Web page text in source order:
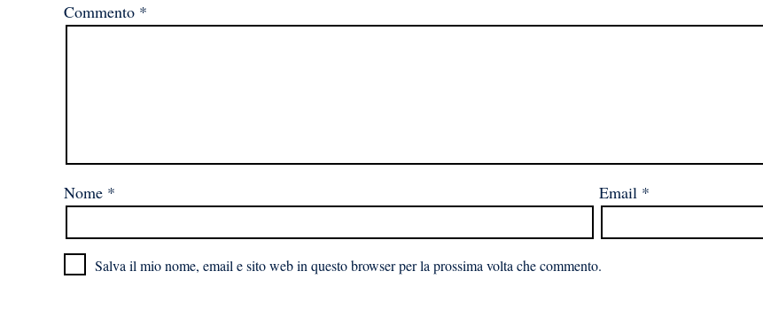
Commento *
Nome * Email *
Salva il mio nome, email e sito web in questo browser per la prossima volta che commento.